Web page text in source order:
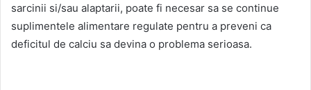
sarcinii si/sau alaptarii, poate fi necesar sa se continue
suplimentele alimentare regulate pentru a preveni ca
deficitul de calciu sa devina o problema serioasa.